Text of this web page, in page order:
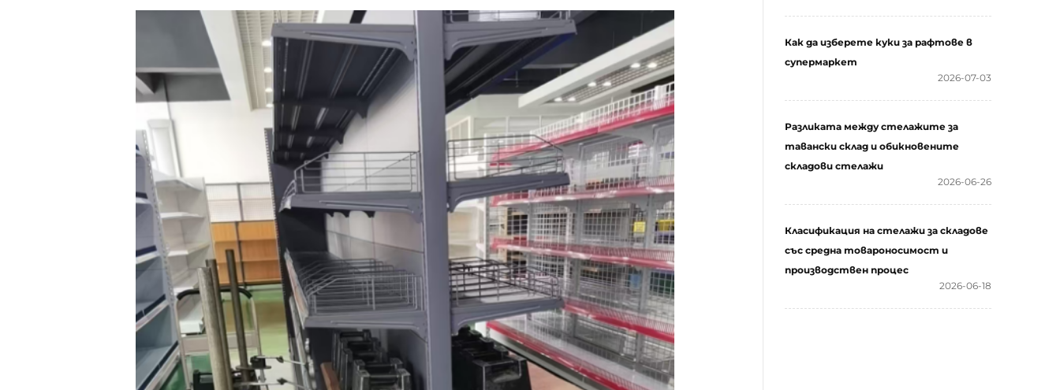
Как да изберете куки за рафтове в
супермаркет
2026-07-03
Разликата между стелажите за
тавански склад и обикновените
складови стелажи
2026-06-26
Класификация на стелажи за складове
със средна товароносимост и
производствен процес
2026-06-18